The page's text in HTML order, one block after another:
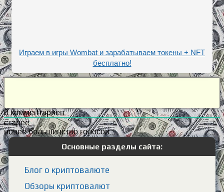
Играем в игры Wombat и зарабатываем токены + NFT
бесплатно!
0комментариев
старее
новее большинство голосов
Основные разделы сайта:
Блог о криптовалюте
Обзоры криптовалют